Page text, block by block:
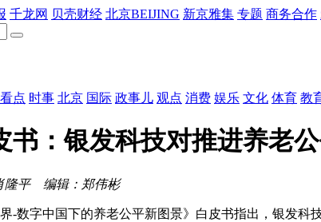
千龙网 贝壳财经 北京BEIJING 新京雅集 专题 商务合作
点 时事 北京 国际 政事儿 观点 消费 娱乐 文化 体育 教
书：银发科技对推进养老
隆平 编辑：郑伟彬
-数字中国下的养老公平新图景》白皮书指出，银发科